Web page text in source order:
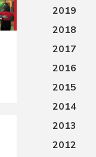
2019
2018
2017
2016
2015
2014
2013
2012